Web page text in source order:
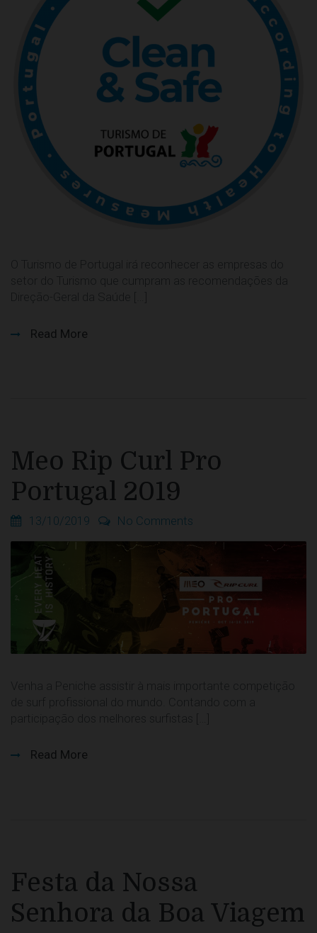
Read More
Meo Rip Curl Pro
Portugal 2019
13/10/2019 No Comments
Read More
Festa da Nossa
Senhora da Boa Viagem